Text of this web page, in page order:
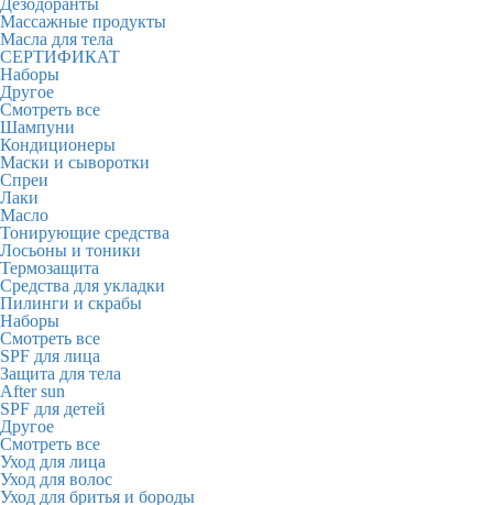
Дезодоранты
Массажные продукты
Масла для тела
СЕРТИФИКАТ
Наборы
Другое
Смотреть все
Шампуни
Кондиционеры
Маски и сыворотки
Спреи
Лаки
Масло
Тонирующие средства
Лосьоны и тоники
Термозащита
Средства для укладки
Пилинги и скрабы
Наборы
Смотреть все
SPF для лица
Защита для тела
After sun
SPF для детей
Другое
Смотреть все
Уход для лица
Уход для волос
Уход для бритья и бороды